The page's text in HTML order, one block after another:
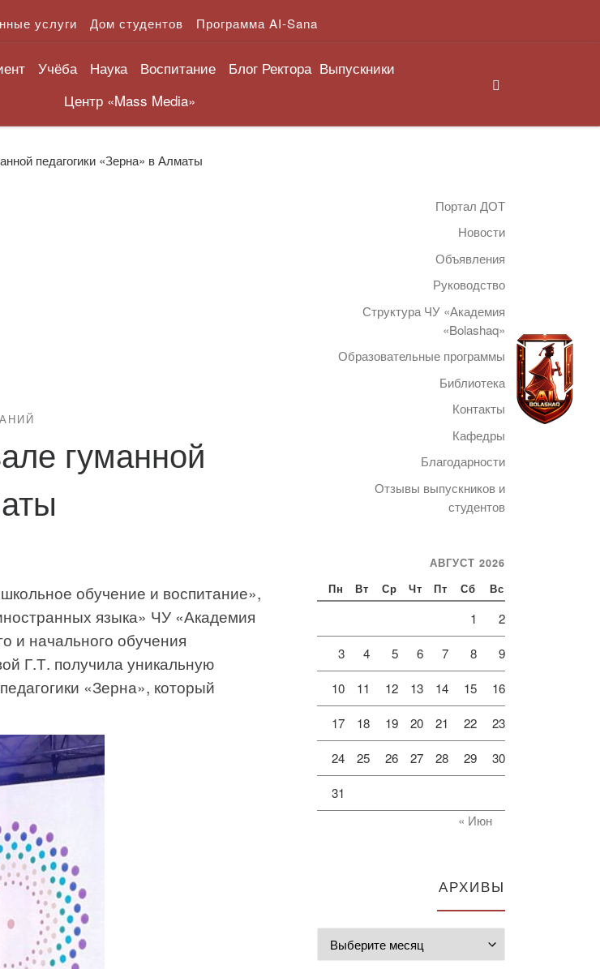
услуги Дом студентов Программа AI-Sana
Учёба Наука Воспитание Блог Ректора Выпускники
Центр «Mass Media»
педагогики «Зерна» в Алматы
гуманной
обучение и воспитание»,
языка» ЧУ «Академия
и начального обучения
Г.Т. получила уникальную
«Зерна», который
Портал ДОТ
Новости
Объявления
Руководство
Структура ЧУ «Академия
«Bolashaq»
Образовательные программы
Библиотека
Контакты
Кафедры
Благодарности
Отзывы выпускников и
студентов
АВГУСТ 2026
Пн Вт Ср Чт Пт Сб Вс
1 2
3 4 5 6 7 8 9
10 11 12 13 14 15 16
17 18 19 20 21 22 23
24 25 26 27 28 29 30
31
« Июн
АРХИВЫ